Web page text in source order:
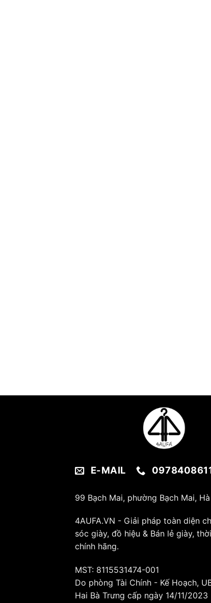
E-MAIL
99 Bạch Mai, phường Bạch Mai,
4AUFA.VN - Giải pháp toàn diện
sóc giày, đồ hiệu & Bán lẻ giày,
chính hãng.
MST: 8115531474-001
Do phòng Tài Chính - Kế Hoạch,
Hai Bà Trưng cấp ngày 14/11/2023